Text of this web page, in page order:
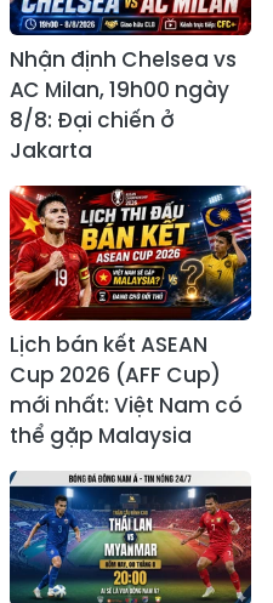
Nhận định Chelsea vs
AC Milan, 19h00 ngày
8/8: Đại chiến ở
Jakarta
Lịch bán kết ASEAN
Cup 2026 (AFF Cup)
mới nhất: Việt Nam có
thể gặp Malaysia